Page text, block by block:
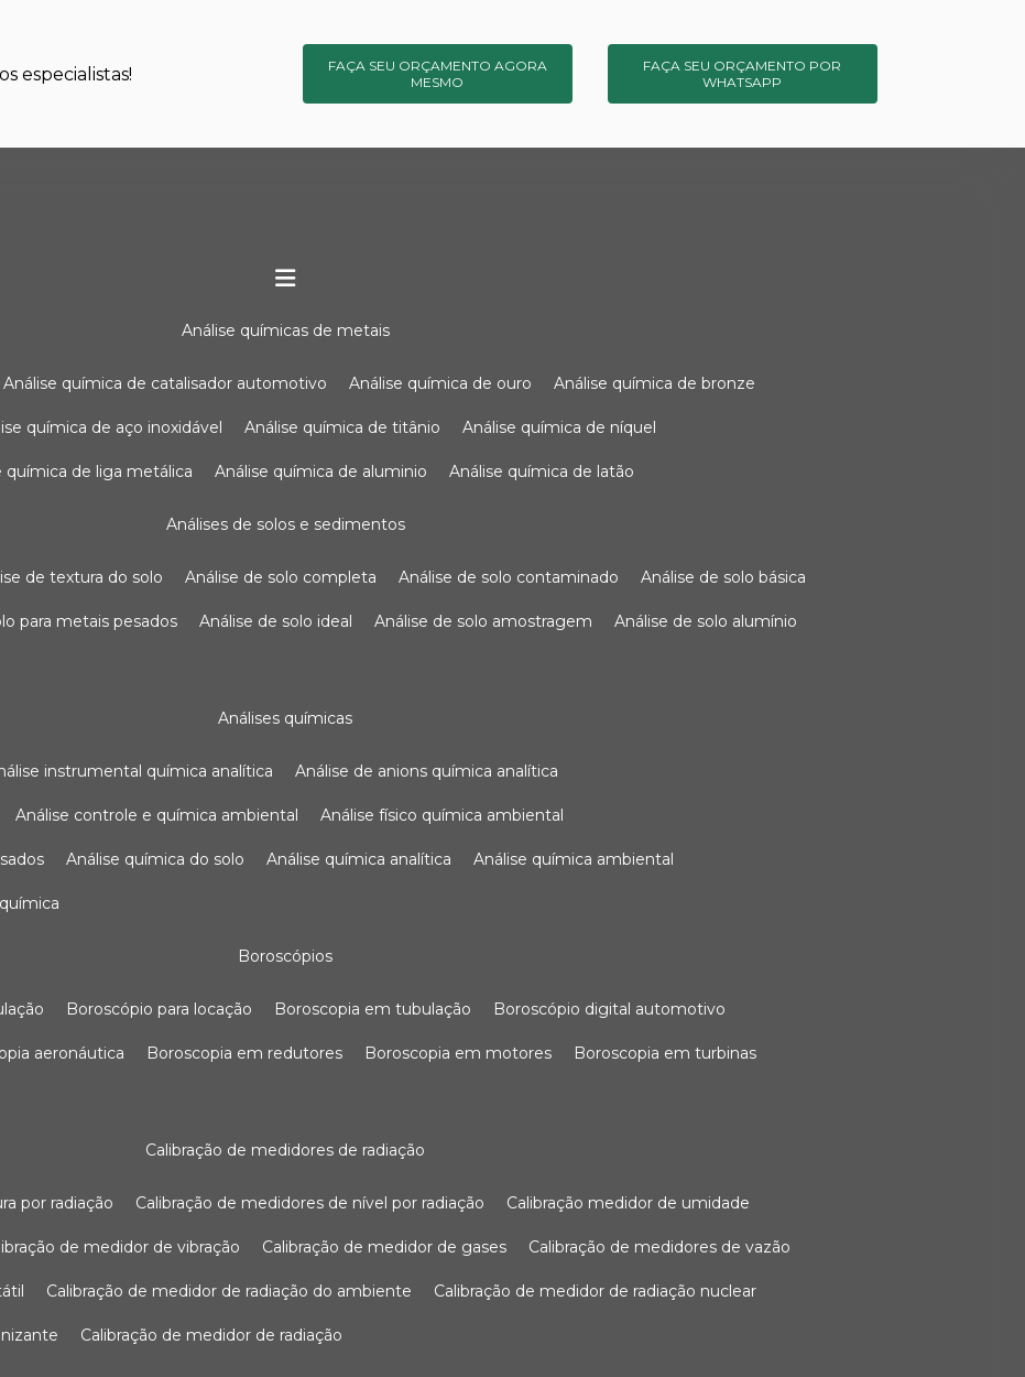
especialistas!
FAÇA SEU ORÇAMENTO AGORA
MESMO
FAÇA SEU ORÇAMENTO POR
WHATSAPP
análise químicas de metais
análise química de catalisador automotivo análise química de ouro análise química de bronze
química de aço inoxidável análise química de titânio análise química de níquel
química de liga metálica análise química de aluminio análise química de latão
análises de solos e sedimentos
de textura do solo análise de solo completa análise de solo contaminado análise de solo básica
para metais pesados análise de solo ideal análise de solo amostragem análise de solo alumínio
análises químicas
instrumental química analítica análise de anions química analítica
análise controle e química ambiental análise físico química ambiental
análise química do solo análise química analítica análise química ambiental
química
boroscópios
boroscópio para locação boroscopia em tubulação boroscópio digital automotivo
aeronáutica boroscopia em redutores boroscopia em motores boroscopia em turbinas
calibração de medidores de radiação
por radiação calibração de medidores de nível por radiação calibração medidor de umidade
de medidor de vibração calibração de medidor de gases calibração de medidores de vazão
calibração de medidor de radiação do ambiente calibração de medidor de radiação nuclear
calibração de medidor de radiação